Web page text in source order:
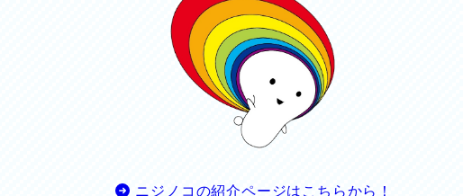
ニジノコの紹介ページはこちらから！